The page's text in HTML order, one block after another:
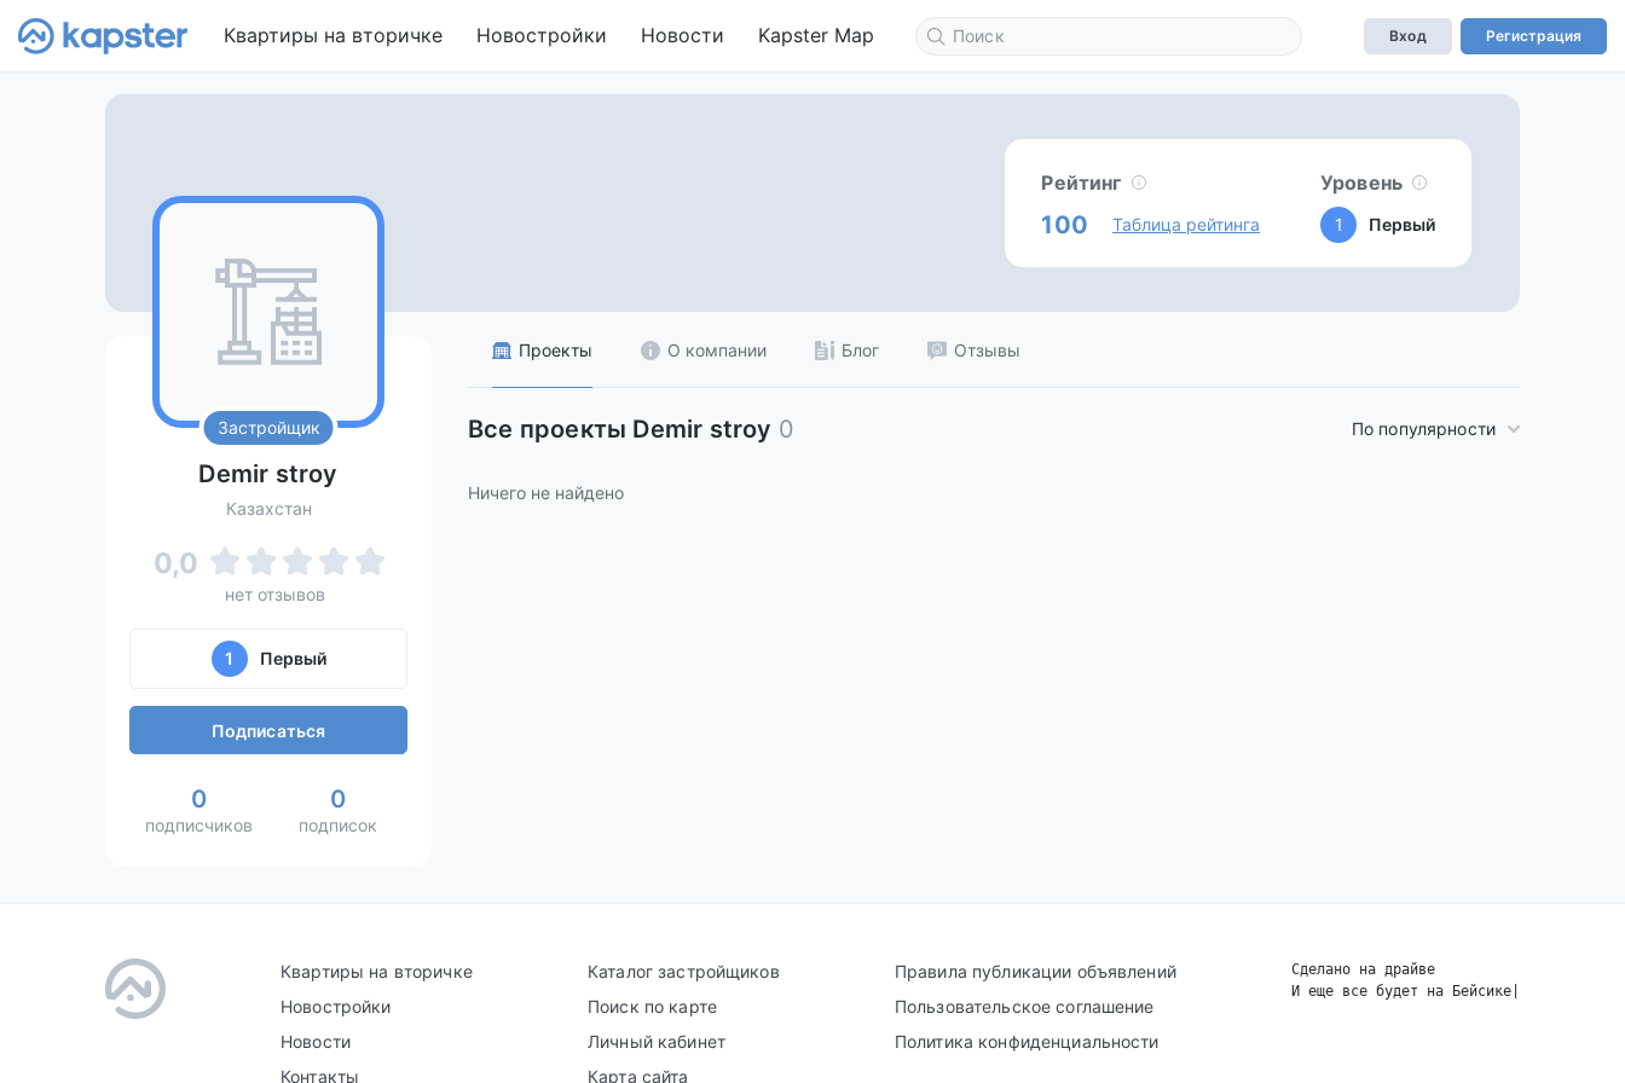
Квартиры на вторичке Новостройки Новости Kapster Map Вход Регистрация
Рейтинг
100 Таблица рейтинга
Уровень
1 Первый
Застройщик
Demir stroy
Казахстан
0,0
нет отзывов
1 Первый
Подписаться
0
подписчиков
0
подписок
Проекты О компании Блог Отзывы
Все проекты Demir stroy 0 По популярности
Ничего не найдено
Квартиры на вторичке
Новостройки
Новости
Контакты
Каталог застройщиков
Поиск по карте
Личный кабинет
Карта сайта
Правила публикации объявлений
Пользовательское соглашение
Политика конфиденциальности
Сделано на драйве
И еще все будет на Бейсике